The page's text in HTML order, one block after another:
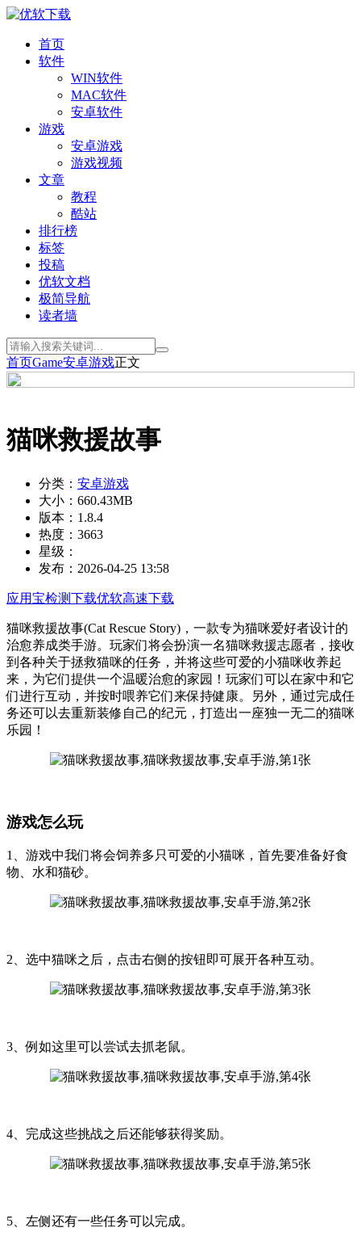
首页
软件
WIN软件
MAC软件
安卓软件
游戏
安卓游戏
游戏视频
文章
教程
酷站
排行榜
标签
投稿
优软文档
极简导航
读者墙
首页Game安卓游戏正文
猫咪救援故事
分类： 安卓游戏
大小： 660.43MB
版本： 1.8.4
热度： 3663
星级：
发布： 2026-04-25 13:58
应用宝检测下载优软高速下载
猫咪救援故事(Cat Rescue Story)，一款专为猫咪爱好者设计的
治愈养成类手游。玩家们将会扮演一名猫咪救援志愿者，接收
到各种关于拯救猫咪的任务，并将这些可爱的小猫咪收养起
来，为它们提供一个温暖治愈的家园！玩家们可以在家中和它
们进行互动，并按时喂养它们来保持健康。另外，通过完成任
务还可以去重新装修自己的纪元，打造出一座独一无二的猫咪
乐园！
游戏怎么玩
1、游戏中我们将会饲养多只可爱的小猫咪，首先要准备好食
物、水和猫砂。
2、选中猫咪之后，点击右侧的按钮即可展开各种互动。
3、例如这里可以尝试去抓老鼠。
4、完成这些挑战之后还能够获得奖励。
5、左侧还有一些任务可以完成。